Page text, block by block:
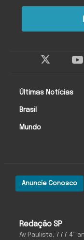
Redação SP
Av Paulista, 777 4º
Anuncie Conosco
Últimas Notícias
Brasil
Mundo